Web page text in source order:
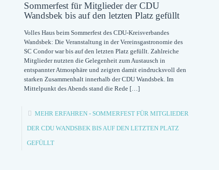
Sommerfest für Mitglieder der CDU
Wandsbek bis auf den letzten Platz gefüllt
Volles Haus beim Sommerfest des CDU-Kreisverbandes
Wandsbek: Die Veranstaltung in der Vereinsgastronomie des
SC Condor war bis auf den letzten Platz gefüllt. Zahlreiche
Mitglieder nutzten die Gelegenheit zum Austausch in
entspannter Atmosphäre und zeigten damit eindrucksvoll den
starken Zusammenhalt innerhalb der CDU Wandsbek. Im
Mittelpunkt des Abends stand die Rede[…]
MEHR ERFAHREN- SOMMERFEST FÜR MITGLIEDER
DER CDU WANDSBEK BIS AUF DEN LETZTEN PLATZ
GEFÜLLT